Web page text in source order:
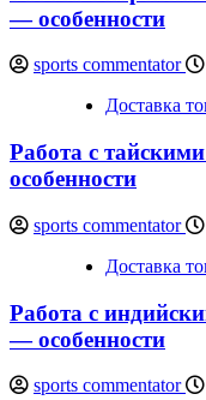
— особенности
sports commentator
Доставка
Работа с
особенности
sports commentator
Доставка
Работа с
— особенности
sports commentator